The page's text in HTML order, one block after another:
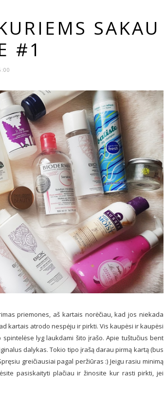
SAKAU
#1
priemones, aš kartais norėčiau, kad jos niekada
kartais atrodo nespėju ir pirkti. Vis kaupėsi ir kaupėsi
lyg laukdami šito įrašo. Apie tuštučius bent
dalykas. Tokio tipo įrašą darau pirmą kartą (bus
greičiausiai pagal peržiūras :) Jeigu rasiu minimą
pasiskaityti plačiau ir žinosite kur rasti pirkti, jei